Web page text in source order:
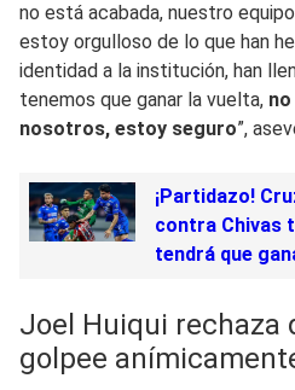
no está acabada, nuestro
estoy orgulloso de lo que han
identidad a la institución, han
tenemos que ganar la vuelta,
nosotros, estoy seguro”,
¡Partidazo!
contra Chivas
tendrá que
Joel Huiqui rechaza
golpee